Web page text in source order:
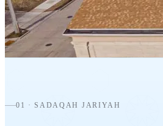
138 Church Ave Oshkosh, WI 54901
Téléphone
920-385-1147
E-mail
info@oshkoshmosque.us
01 · SADAQAH JARIYAH